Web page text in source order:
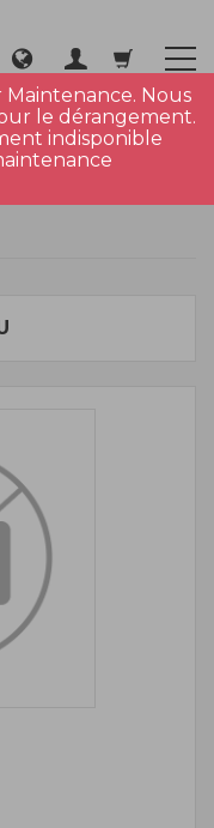
Nous
le dérangement.
indisponible